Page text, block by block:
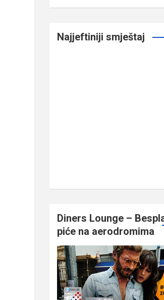
Najjeftiniji smještaj
Diners Lounge –
piće na aerodromima